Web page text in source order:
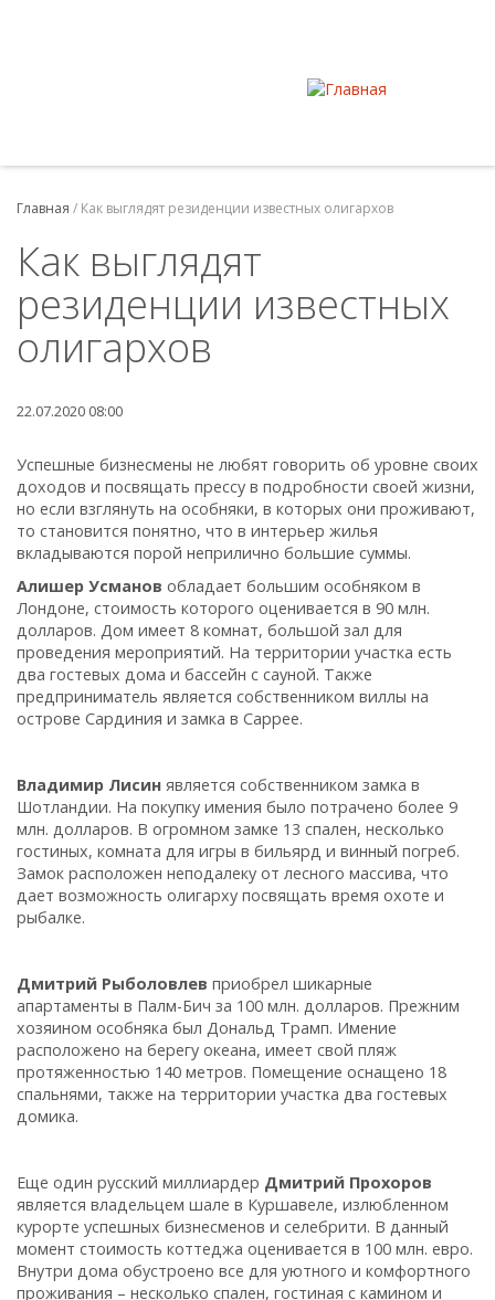
Главная / Как выглядят резиденции известных олигархов
Как выглядят
резиденции известных
олигархов
22.07.2020 08:00
Успешные бизнесмены не любят говорить об уровне своих
доходов и посвящать прессу в подробности своей жизни,
но если взглянуть на особняки, в которых они проживают,
то становится понятно, что в интерьер жилья
вкладываются порой неприлично большие суммы.
Алишер Усманов обладает большим особняком в
Лондоне, стоимость которого оценивается в 90 млн.
долларов. Дом имеет 8 комнат, большой зал для
проведения мероприятий. На территории участка есть
два гостевых дома и бассейн с сауной. Также
предприниматель является собственником виллы на
острове Сардиния и замка в Саррее.
Владимир Лисин является собственником замка в
Шотландии. На покупку имения было потрачено более 9
млн. долларов. В огромном замке 13 спален, несколько
гостиных, комната для игры в бильярд и винный погреб.
Замок расположен неподалеку от лесного массива, что
дает возможность олигарху посвящать время охоте и
рыбалке.
Дмитрий Рыболовлев приобрел шикарные
апартаменты в Палм-Бич за 100 млн. долларов. Прежним
хозяином особняка был Дональд Трамп. Имение
расположено на берегу океана, имеет свой пляж
протяженностью 140 метров. Помещение оснащено 18
спальнями, также на территории участка два гостевых
домика.
Еще один русский миллиардер Дмитрий Прохоров
является владельцем шале в Куршавеле, излюбленном
курорте успешных бизнесменов и селебрити. В данный
момент стоимость коттеджа оценивается в 100 млн. евро.
Внутри дома обустроено все для уютного и комфортного
проживания – несколько спален, гостиная с камином и